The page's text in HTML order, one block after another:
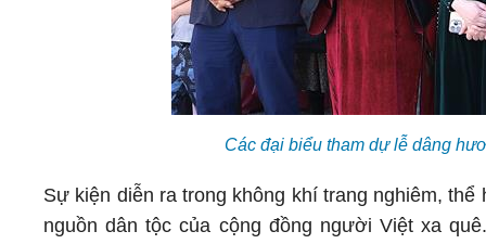
Các đại biểu tham dự lễ dâng
Sự kiện diễn ra trong không khí trang nghiêm,
nguồn dân tộc của cộng đồng người Việt xa